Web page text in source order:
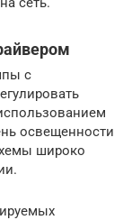
с
освещенности
широко